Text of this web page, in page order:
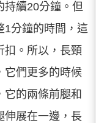
持續20分鐘。但
1分鐘的時間，這
扣。所以，長頸
它們更多的時候
它的兩條前腿和
伸展在一邊，長